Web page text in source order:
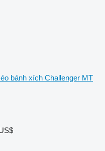
bánh xích Challenger MT